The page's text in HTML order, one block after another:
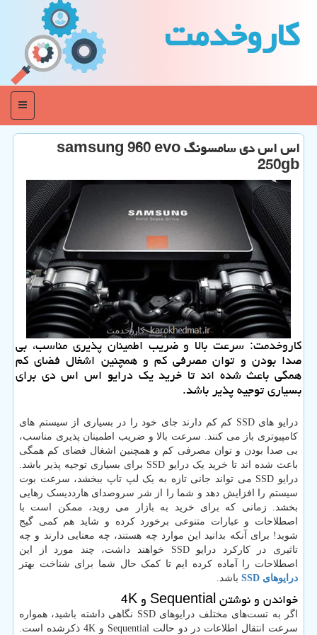
كاروخدمت
منو
اس اس دی سامسونگ samsung 960 evo
250gb
كاروخدمت: سرعت بالا و ضریب اطمینان پذیری مناسب، بی
صدا بودن و توان مصرفی كم و همچنین اشغال فضای كم
همگی باعث شده اند تا خرید یك درایو اس اس دی برای
بسیاری توجیه پذیر باشد.
درایو های SSD کم کم دارند جای خود را در بسیاری از سیستم های
کامپیوتری باز می کنند. سرعت بالا و ضریب اطمینان پذیری مناسب،
بی صدا بودن و توان مصرفی کم و همچنین اشغال فضای کم همگی
باعث شده اند تا خرید یک درایو SSD برای بسیاری توجیه پذیر باشد.
درایو SSD می تواند جانی تازه به یک لپ تاپ ببخشد، سرعت بوت
سیستم را افزایش دهد و شما را از شر سروصدای هارددیسک رهایی
بخشد. زمانی که برای خرید به بازار می روید، ممکن است با
اصطلاحات و عبارات متنوعی برخورد کرده و شاید هم کمی گیج
شوید! برای آنکه بدانید این موارد چه هستند، چه معنایی دارند و چه
تاثیری در کارکرد درایو SSD خواهند داشت، چند مورد از این
اصطلاحات را آماده کرده ایم تا کمک حال شما برای شناخت بهتر
درایوهای SSD
باشد.
خواندن و نوشتن Sequential و 4K
اگر به تست‌های مختلف درایوهای SSD نگاهی داشته باشید، همواره
سرعت انتقال اطلاعات در دو حالت Sequential و 4K ذکرشده است.